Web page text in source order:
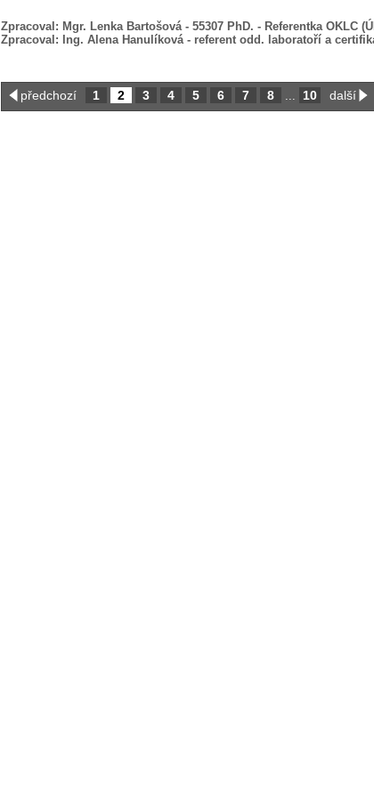
Zpracoval: Mgr. Lenka Bartošová - 55307 PhD. - Referentka OKLC
Zpracoval:
Ing. Alena Hanulíková - referent odd. laboratoří a
předchozí 1 2 3 4 5 6 7 8 10 další